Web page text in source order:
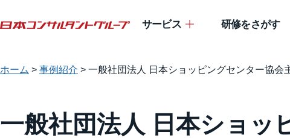
サービス 研修をさがす
ホーム > 事例紹介 > 一般社団法人 日本ショッピングセンター協
一般社団法人 日本ショ